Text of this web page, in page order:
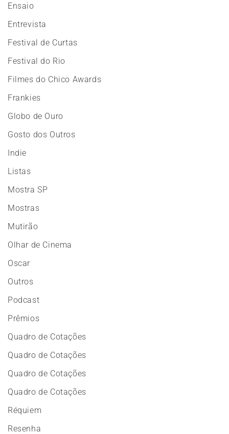
Ensaio
Entrevista
Festival de Curtas
Festival do Rio
Filmes do Chico Awards
Frankies
Globo de Ouro
Gosto dos Outros
Indie
Listas
Mostra SP
Mostras
Mutirão
Olhar de Cinema
Oscar
Outros
Podcast
Prêmios
Quadro de Cotações
Quadro de Cotações
Quadro de Cotações
Quadro de Cotações
Réquiem
Resenha